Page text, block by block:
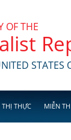
OF THE
STATES
THỊ THỰC MIỄN